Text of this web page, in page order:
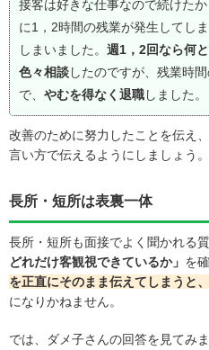
接客は好きな仕事なので続けた
に1，2時間の残業が発生してし
しまいました。 週1，2回なら何
色々相談したのですが、残業時
で、 やむを得なく退職しました。
改善のために努力したことを伝え
言い方で伝えるようにしましょう。
長所・短所は表裏一体
長所・短所も面接でよく聞かれる
どれだけ客観視できているか」 を
を正直にそのまま伝えてしまうと
になりかねません。
では、ダメ子さんの回答を見てみま